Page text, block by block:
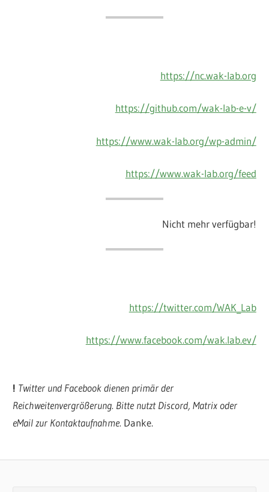
https://nc.wak-lab.org
https://github.com/wak-lab-e-v/
https://www.wak-lab.org/wp-admin/
https://www.wak-lab.org/feed
Nicht mehr verfügbar!
https://twitter.com/WAK_Lab
https://www.facebook.com/wak.lab.ev/
! Twitter und Facebook dienen primär der
Reichweitenvergrößerung. Bitte nutzt Discord, Matrix oder
eMail zur Kontaktaufnahme. Danke.